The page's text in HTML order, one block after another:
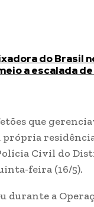
do Brasil
a escalada
que
Civil do
feira (16/5).
durante a